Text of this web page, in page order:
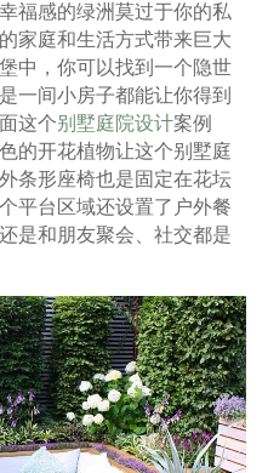
福感的绿洲莫过于你的私
家庭和生活方式带来巨大
中，你可以找到一个隐世
一间小房子都能让你得到
这个别墅庭院设计案例
的开花植物让这个别墅庭
条形座椅也是固定在花坛
平台区域还设置了户外餐
是和朋友聚会、社交都是